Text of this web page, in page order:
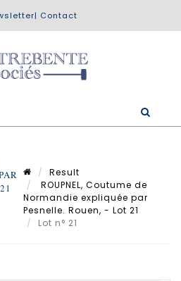
| Contact
Result
ROUPNEL, Coutume de
Normandie expliquée par
Pesnelle. Rouen, - Lot 21
Lot n° 21